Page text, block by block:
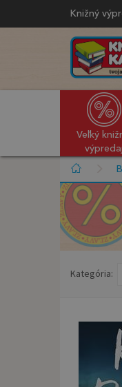
Knižný
Veľký
výpredaj
Kategória: